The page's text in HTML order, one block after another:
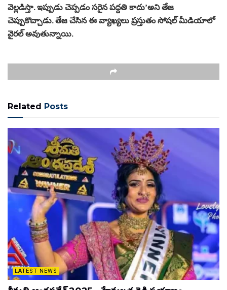
వెల్లడిస్తా. ఇప్పుడు చెప్పడం సరైన పద్దతి కాదు’అని తేజ
చెప్పుకొచ్చాడు. తేజ చేసిన ఈ వ్యాఖ్యలు ప్రస్తుతం సోషల్‌ మీడియాలో
వైరల్‌ అవుతున్నాయి.
Related Posts
LATEST NEWS